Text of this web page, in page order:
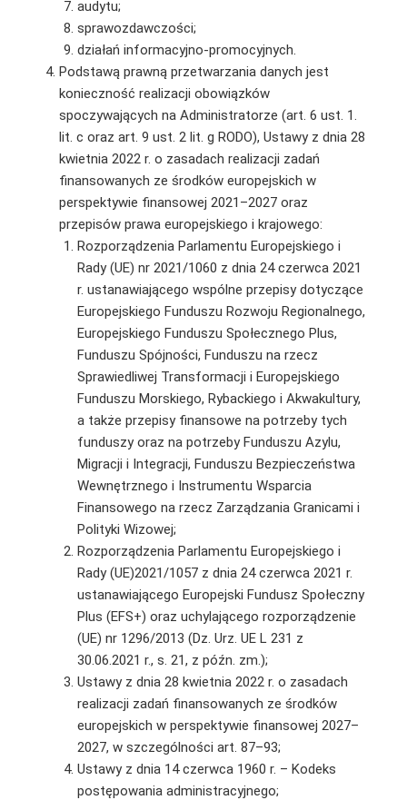
audytu;
sprawozdawczości;
działań informacyjno-promocyjnych.
Podstawą prawną przetwarzania danych jest
konieczność realizacji obowiązków
spoczywających na Administratorze (art. 6 ust. 1.
lit. c oraz art. 9 ust. 2 lit. g RODO), Ustawy z dnia 28
kwietnia 2022 r. o zasadach realizacji zadań
finansowanych ze środków europejskich w
perspektywie finansowej 2021–2027 oraz
przepisów prawa europejskiego i krajowego:
Rozporządzenia Parlamentu Europejskiego i
Rady (UE) nr 2021/1060 z dnia 24 czerwca 2021
r. ustanawiającego wspólne przepisy dotyczące
Europejskiego Funduszu Rozwoju Regionalnego,
Europejskiego Funduszu Społecznego Plus,
Funduszu Spójności, Funduszu na rzecz
Sprawiedliwej Transformacji i Europejskiego
Funduszu Morskiego, Rybackiego i Akwakultury,
a także przepisy finansowe na potrzeby tych
funduszy oraz na potrzeby Funduszu Azylu,
Migracji i Integracji, Funduszu Bezpieczeństwa
Wewnętrznego i Instrumentu Wsparcia
Finansowego na rzecz Zarządzania Granicami i
Polityki Wizowej;
Rozporządzenia Parlamentu Europejskiego i
Rady (UE)2021/1057 z dnia 24 czerwca 2021 r.
ustanawiającego Europejski Fundusz Społeczny
Plus (EFS+) oraz uchylającego rozporządzenie
(UE) nr 1296/2013 (Dz. Urz. UE L 231 z
30.06.2021 r., s. 21, z późn. zm.);
Ustawy z dnia 28 kwietnia 2022 r. o zasadach
realizacji zadań finansowanych ze środków
europejskich w perspektywie finansowej 2027–
2027, w szczególności art. 87–93;
Ustawy z dnia 14 czerwca 1960 r. – Kodeks
postępowania administracyjnego;